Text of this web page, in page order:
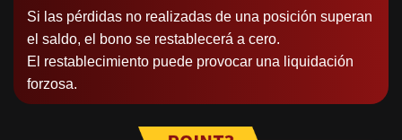
Si las pérdidas no realizadas de una posición superan
el saldo, el bono se restablecerá a cero.
El restablecimiento puede provocar una liquidación
forzosa.